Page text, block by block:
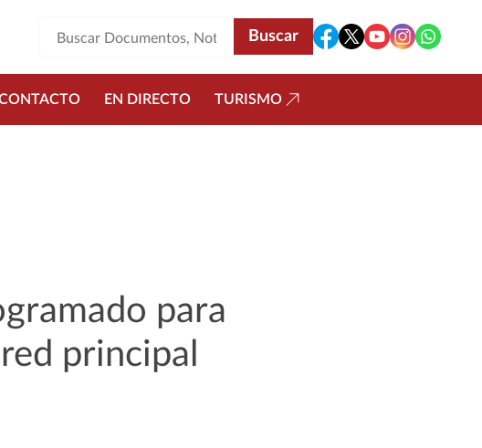
EN DIRECTO TURISMO
para
principal